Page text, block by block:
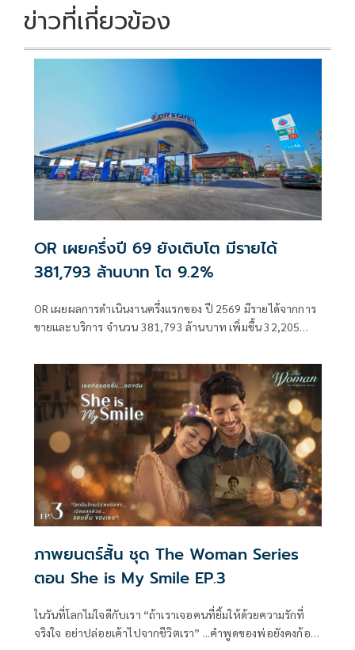
ข่าวที่เกี่ยวข้อง
OR เผยครึ่งปี 69 ยังเติบโต มีรายได้
381,793 ล้านบาท โต 9.2%
OR เผยผลการดำเนินงานครึ่งแรกของ ปี 2569 มีรายได้จากการ
ขายและบริการ จำนวน 381,793 ล้านบาท เพิ่มขึ้น 32,205
หน้า ย้ำเติบโตในทุกกลุ่มธุรกิจ และยังคงเดินหน้าขยายธุรกิจ EV
และธุรกิจ Lifestyle ท่ามกลางความผันผวน
ภาพยนตร์สั้น ชุด The Woman Series
ตอน She is My Smile EP.3
ในวันที่โลกไม่ใจดีกับเรา “ถ้าเราเจอคนที่ยิ้มให้ด้วยความรักที่
จริงใจ อย่าปล่อยเค้าไปจากชีวิตเรา” ...คำพูดของพ่อยังคงก้อง